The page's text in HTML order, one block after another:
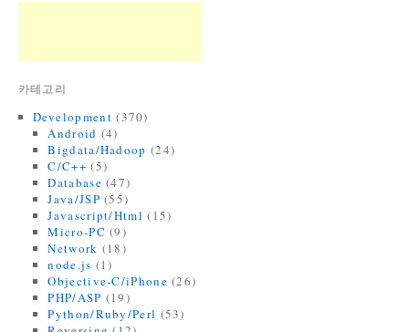
카테고리
Development (370)
Android (4)
Bigdata/Hadoop (24)
C/C++ (5)
Database (47)
Java/JSP (55)
Javascript/Html (15)
Micro-PC (9)
Network (18)
node.js (1)
Objective-C/iPhone (26)
PHP/ASP (19)
Python/Ruby/Perl (53)